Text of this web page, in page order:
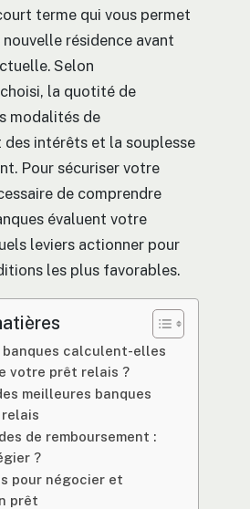
terme qui vous permet
nouvelle résidence avant
Selon
la quotité de
modalités de
des intérêts et la souplesse
Pour sécuriser votre
de comprendre
évaluent votre
leviers actionner pour
les plus favorables.
banques calculent-elles
votre prêt relais ?
meilleures banques
de remboursement :
?
pour négocier et
prêt